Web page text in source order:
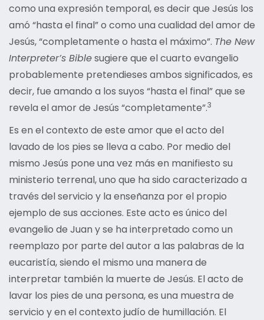
como una expresión temporal, es decir que Jesús los
amó “hasta el final” o como una cualidad del amor de
Jesús, “completamente o hasta el máximo”. The New
Interpreter’s Biblesugiere que el cuarto evangelio
probablemente pretendieses ambos significados, es
decir, fue amando a los suyos “hasta el final” que se
revela el amor de Jesús “completamente”.3
Es en el contexto de este amor que el acto del
lavado de los pies se lleva a cabo. Por medio del
mismo Jesús pone una vez más en manifiesto su
ministerio terrenal, uno que ha sido caracterizado a
través del servicio y la enseñanza por el propio
ejemplo de sus acciones. Este acto es único del
evangelio de Juan y se ha interpretado como un
reemplazo por parte del autor a las palabras de la
eucaristía, siendo el mismo una manera de
interpretar también la muerte de Jesús. El acto de
lavar los pies de una persona, es una muestra de
servicio y en el contexto judío de humillación. El